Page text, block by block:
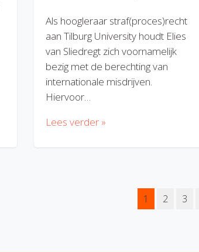
Als hoogleraar straf(proces)recht
aan Tilburg University houdt Elies
van Sliedregt zich voornamelijk
bezig met de berechting van
internationale misdrijven.
Hiervoor…
Lees verder »
1 2 3